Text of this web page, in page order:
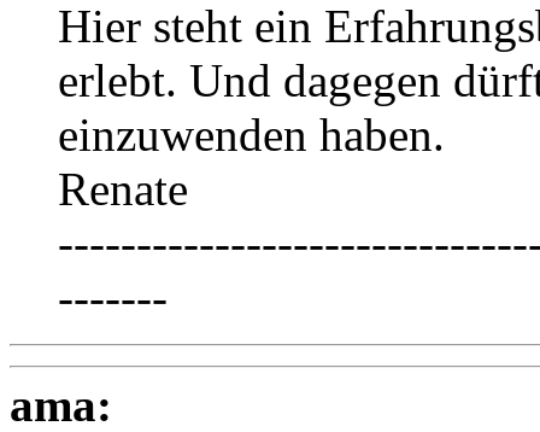
Hier steht ein
erlebt. Und dagegen
einzuwenden haben.
Renate
-------
ama: